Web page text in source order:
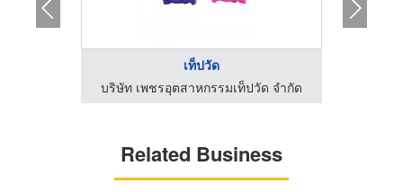
เท็ปวัด
บริษัท เพชรอุตสาหกรรมเท็ปวัด จำกัด
Related Business